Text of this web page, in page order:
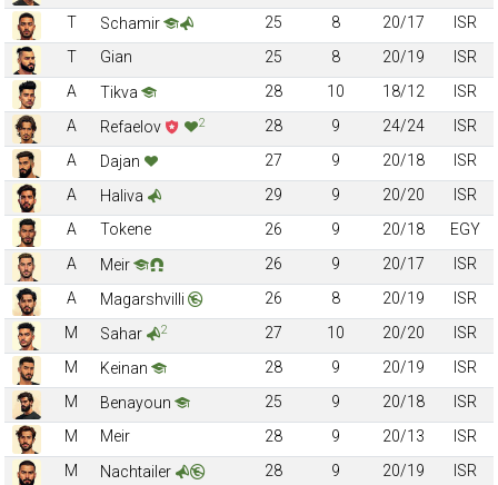
T
Schamir 25 8 20/17
ISR
T
Gian 25 8 20/19
ISR
A
Tikva 28 10 18/12
ISR
A
Refaelov 2 28 9 24/24
ISR
A
Dajan 27 9 20/18
ISR
A
Haliva 29 9 20/20
ISR
A
Tokene 26 9 20/18
EGY
A
Meir 26 9 20/17
ISR
A
Magarshvilli 26 8 20/19
ISR
M
Sahar 2 27 10 20/20
ISR
M
Keinan 28 9 20/19
ISR
M
Benayoun 25 9 20/18
ISR
M
Meir 28 9 20/13
ISR
M
Nachtailer 28 9 20/19
ISR